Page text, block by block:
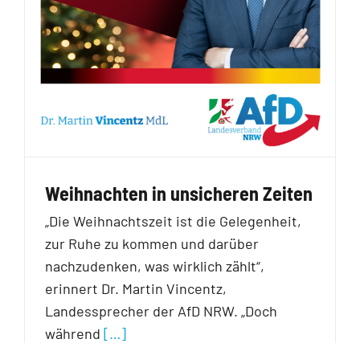
Weihnachten in unsicheren Zeiten
„Die Weihnachtszeit ist die Gelegenheit,
zur Ruhe zu kommen und darüber
nachzudenken, was wirklich zählt“,
erinnert Dr. Martin Vincentz,
Landessprecher der AfD NRW. „Doch
während […]